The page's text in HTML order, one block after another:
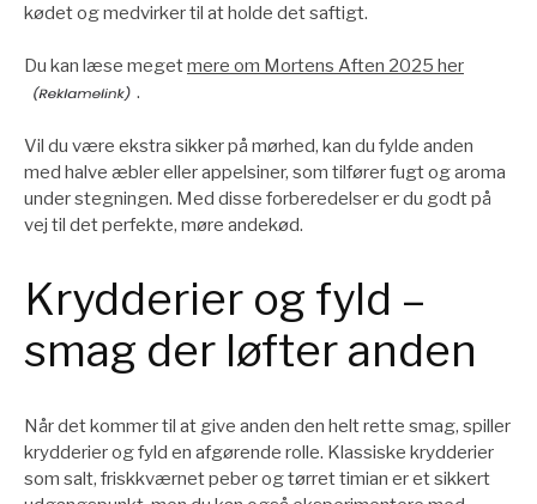
kødet og medvirker til at holde det saftigt.
Du kan læse megetmere om Mortens Aften 2025 her
.
Vil du være ekstra sikker på mørhed, kan du fylde anden
med halve æbler eller appelsiner, som tilfører fugt og aroma
under stegningen. Med disse forberedelser er du godt på
vej til det perfekte, møre andekød.
Krydderier og fyld –
smag der løfter anden
Når det kommer til at give anden den helt rette smag, spiller
krydderier og fyld en afgørende rolle. Klassiske krydderier
som salt, friskkværnet peber og tørret timian er et sikkert